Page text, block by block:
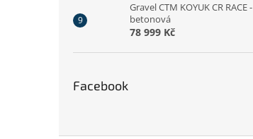
Gravel CTM KOYUK CR RACE -
betonová
78 999 Kč
Facebook